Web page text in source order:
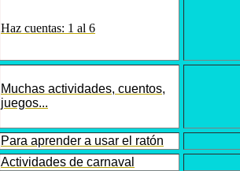
Haz cuentas: 1 al 6
Muchas actividades, cuentos,
juegos...
Para aprender a usar el ratón
Actividades de carnaval